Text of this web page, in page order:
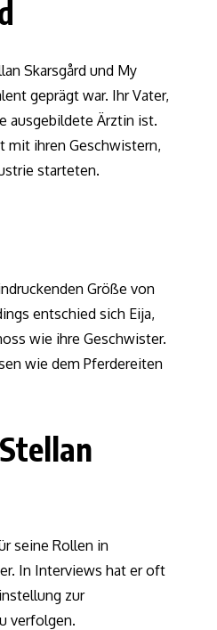
Skarsgård und My
geprägt war. Ihr Vater,
ausgebildete Ärztin ist.
mit ihren Geschwistern,
starteten.
Größe von
entschied sich Eija,
wie ihre Geschwister.
wie dem Pferdereiten
seine Rollen in
In Interviews hat er oft
zur
verfolgen.